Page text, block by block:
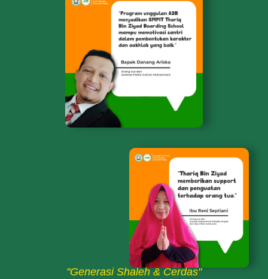
"Generasi Shaleh & Cerdas"